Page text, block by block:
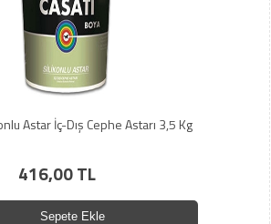
Astar İç-Dış Cephe Astarı 3,5 Kg
416,00 TL
Sepete Ekle